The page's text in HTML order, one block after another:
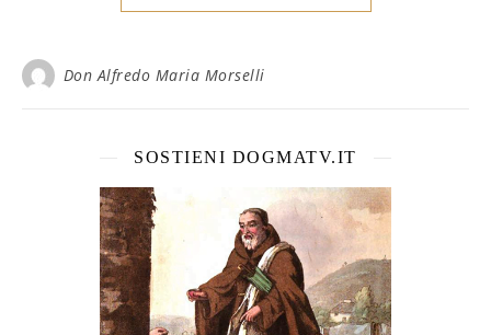
Don Alfredo Maria Morselli
SOSTIENI DOGMATV.IT